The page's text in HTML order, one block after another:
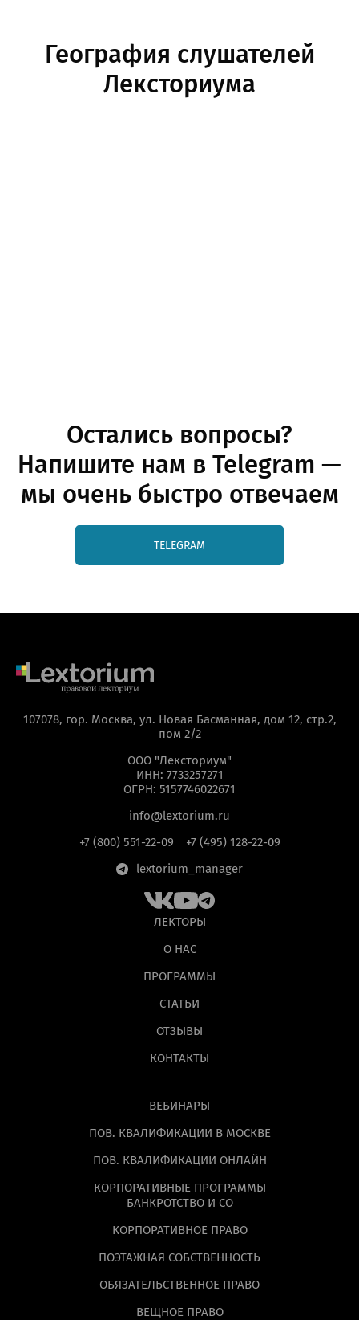
География слушателей
Лексториума
Остались вопросы?
Напишите нам в Telegram —
мы очень быстро отвечаем
TELEGRAM
107078, гор. Москва, ул. Новая Басманная, дом 12, стр.2,
пом 2/2
ООО "Лексториум"
ИНН: 7733257271
ОГРН: 5157746022671
info@lextorium.ru
+7 (800) 551-22-09
+7 (495) 128-22-09
lextorium_manager
ЛЕКТОРЫ
О НАС
ПРОГРАММЫ
СТАТЬИ
ОТЗЫВЫ
КОНТАКТЫ
ВЕБИНАРЫ
ПОВ. КВАЛИФИКАЦИИ В МОСКВЕ
ПОВ. КВАЛИФИКАЦИИ ОНЛАЙН
КОРПОРАТИВНЫЕ ПРОГРАММЫ
БАНКРОТСТВО И СО
КОРПОРАТИВНОЕ ПРАВО
ПОЭТАЖНАЯ СОБСТВЕННОСТЬ
ОБЯЗАТЕЛЬСТВЕННОЕ ПРАВО
ВЕЩНОЕ ПРАВО